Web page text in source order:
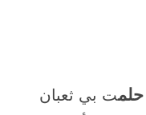
حلمت بي ثعبان